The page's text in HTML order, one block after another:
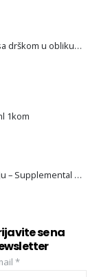
Haakaa Gen.3 flašica za bebe sa drškom u obliku anđeoskih krila
1kom
Set za dohranjivanje i relaktaciju – Supplemental Nursing System (SNS)
se na
*